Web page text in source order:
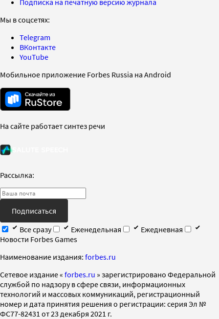
Мы в соцсетях:
Telegram
ВКонтакте
YouTube
Мобильное приложение Forbes Russia на Android
На сайте работает синтез речи
Рассылка:
Подписаться
Все сразу
Еженедельная
Ежедневная
Новости Forbes Games
Наименование издания: forbes.ru
Cетевое издание « forbes.ru » зарегистрировано Федеральной
службой по надзору в сфере связи, информационных
технологий и массовых коммуникаций, регистрационный
номер и дата принятия решения о регистрации: серия Эл №
ФС77-82431 от 23 декабря 2021 г.